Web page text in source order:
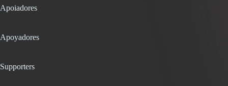
Apoiadores
Apoyadores
Supporters